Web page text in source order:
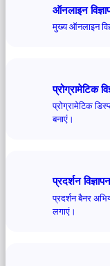
ऑनलाइन
मुख्य ऑनलाइन
प्रोग्रामेटिक
प्रोग्रामेटिक
बनाएं।
प्रदर्शन
प्रदर्शन बैनर
लगाएं।